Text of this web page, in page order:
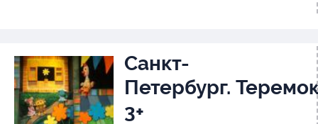
Санкт-
Петербург.
3+